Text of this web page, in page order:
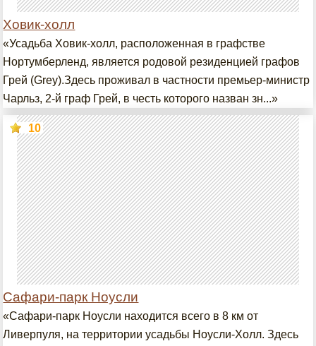
Ховик-холл
«Усадьба Ховик-холл, расположенная в графстве
Нортумберленд, является родовой резиденцией графов
Грей (Grey).Здесь проживал в частности премьер-министр
Чарльз, 2-й граф Грей, в честь которого назван зн...»
Сафари-парк Ноусли
10
«Сафари-парк Ноусли находится всего в 8 км от
Ливерпуля, на территории усадьбы Ноусли-Холл. Здесь